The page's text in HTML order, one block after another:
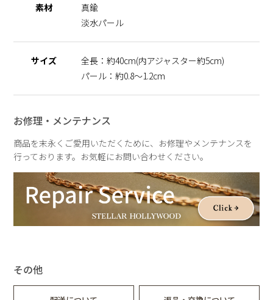
その為、全長のサイズも異なりますのでご了承の程お願いいた
します。二つとして同じものがない価値は、一つの魅力として
素材
真鍮
淡水パール
サイズ
全長：約40cm(内アジャスター約5cm)
パール：約0.8～1.2cm
お修理・メンテナンス
商品を末永くご愛用いただくために、お修理やメンテナンスを
行っております。お気軽にお問い合わせください。
その他